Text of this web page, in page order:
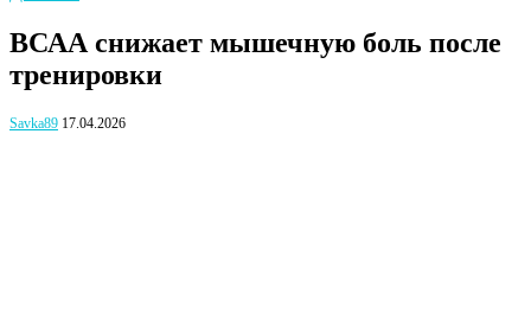
ВСАА снижает мышечную боль после
тренировки
Savka89 17.04.2026